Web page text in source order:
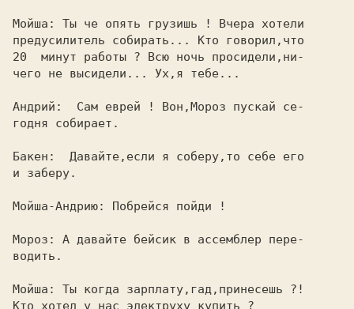
Мойша: Ты че опять грузишь ! Вчера хотели
предусилитель собирать... Кто говорил,что
20  минут работы ? Всю ночь просидели,ни-
чего не высидели... Ух,я тебе...
Андрий:  Сам еврей ! Вон,Мороз пускай се-
годня собирает.
Бакен:  Давайте,если я соберу,то себе его
и заберу.
Мойша-Андрию: Побрейся пойди !
Мороз: А давайте бейсик в ассемблер пере-
водить.
Мойша: Ты когда зарплату,гад,принесешь ?!
Кто хотел у нас электруху купить ?